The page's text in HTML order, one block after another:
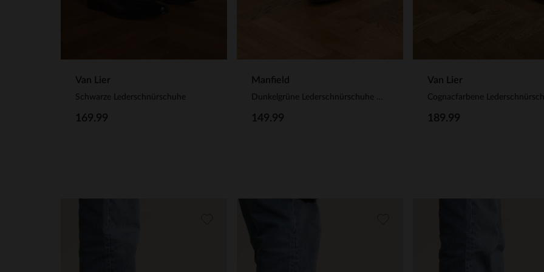
Van Lier
Schwarze Lederschnürschuhe
169.99
Manfield
Dunkelgrüne Lederschnürschuhe mit Krokomuster
149.99
Van Lier
Cognacfarbene
189.99